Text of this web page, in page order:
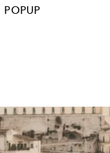
POPUP